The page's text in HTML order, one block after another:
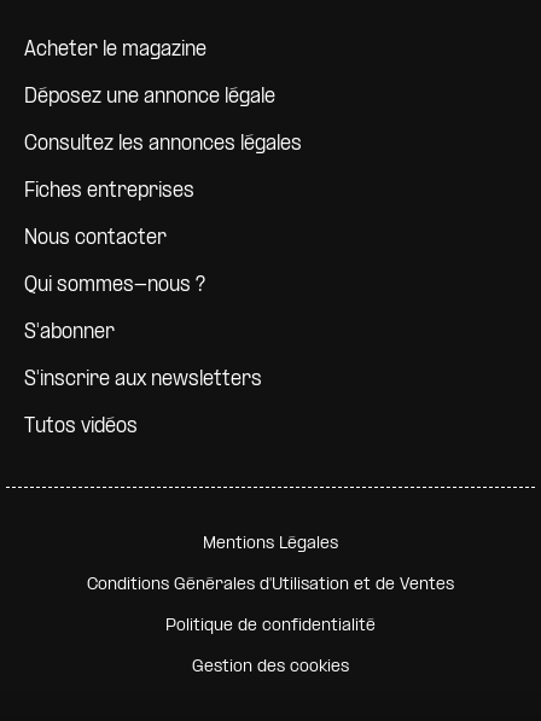
Pied de page
Acheter le magazine
Déposez une annonce légale
Consultez les annonces légales
Fiches entreprises
Nous contacter
Qui sommes-nous ?
S'abonner
S'inscrire aux newsletters
Tutos vidéos
Pied de page secondaire
Mentions Légales
Conditions Générales d'Utilisation et de Ventes
Politique de confidentialité
Gestion des cookies